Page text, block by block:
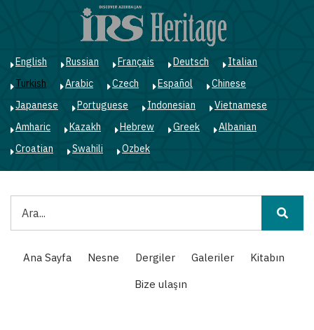
English Russian Français Deutsch
Italian
Turkish
Arabic Czech Español
Chinese
Japanese
Portuguese Indonesian
Vietnamese
Amharic
Kazakh Hebrew Greek
Albanian
Croatian
Swahili Ozbek
Main
navigation
Ana Sayfa Nesne Dergiler Galeriler
Kitabın
Bize ulaşın